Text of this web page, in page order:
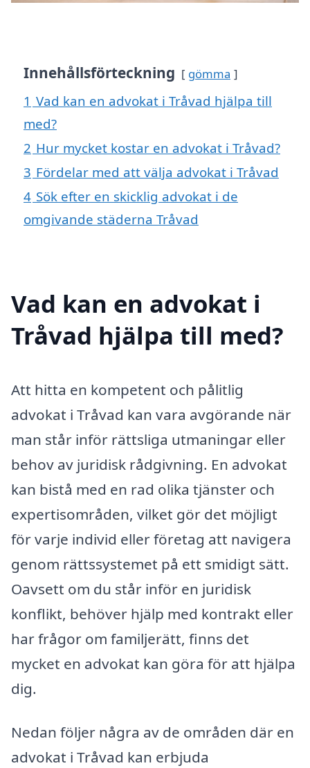
Innehållsförteckning gömma
1 Vad kan en advokat i Tråvad hjälpa till
med?
2 Hur mycket kostar en advokat i Tråvad?
3 Fördelar med att välja advokat i Tråvad
4 Sök efter en skicklig advokat i de
omgivande städerna Tråvad
Vad kan en advokat i
Tråvad hjälpa till med?
Att hitta en kompetent och pålitlig
advokat i Tråvad kan vara avgörande när
man står inför rättsliga utmaningar eller
behov av juridisk rådgivning. En advokat
kan bistå med en rad olika tjänster och
expertisområden, vilket gör det möjligt
för varje individ eller företag att navigera
genom rättssystemet på ett smidigt sätt.
Oavsett om du står inför en juridisk
konflikt, behöver hjälp med kontrakt eller
har frågor om familjerätt, finns det
mycket en advokat kan göra för att hjälpa
dig.
Nedan följer några av de områden där en
advokat i Tråvad kan erbjuda